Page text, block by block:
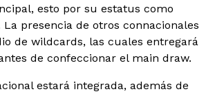
esto por su estatus como
presencia de otros connacionales
de wildcards, las cuales entregará
de confeccionar el main draw.
estará integrada, además de